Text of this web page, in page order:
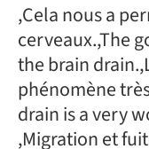
,Cela nous a
cerveaux.,The
the brain
phénomène
drain is a very
,Migration et